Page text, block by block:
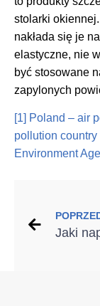
stolarki
nakłada się je
elastyczne, nie
być stosowane
zapylonych
[1] Poland – air
pollution
Environment